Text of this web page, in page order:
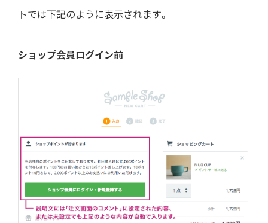
トでは下記のように表示されます。
ショップ会員ログイン前